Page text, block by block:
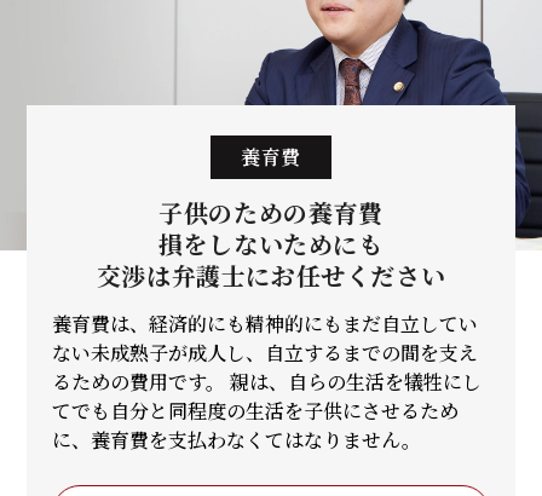
養育費
子供のための養育費
損をしないためにも
交渉は弁護士にお任せください
養育費は、経済的にも精神的にもまだ自立してい
ない未成熟子が成人し、自立するまでの間を支え
るための費用です。 親は、自らの生活を犠牲にし
てでも自分と同程度の生活を子供にさせるため
に、養育費を支払わなくてはなりません。